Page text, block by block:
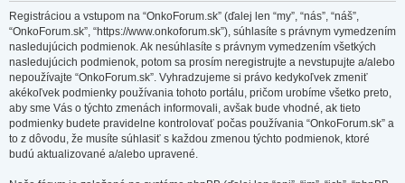
Registráciou a vstupom na “OnkoForum.sk” (ďalej len “my”, “nás”, “náš”,
“OnkoForum.sk”, “https://www.onkoforum.sk”), súhlasíte s právnym vymedzením
nasledujúcich podmienok. Ak nesúhlasíte s právnym vymedzením všetkých
nasledujúcich podmienok, potom sa prosím neregistrujte a nevstupujte a/alebo
nepoužívajte “OnkoForum.sk”. Vyhradzujeme si právo kedykoľvek zmeniť
akékoľvek podmienky používania tohoto portálu, pričom urobíme všetko preto,
aby sme Vás o týchto zmenách informovali, avšak bude vhodné, ak tieto
podmienky budete pravidelne kontrolovať počas používania “OnkoForum.sk” a
to z dôvodu, že musíte súhlasiť s každou zmenou týchto podmienok, ktoré
budú aktualizované a/alebo upravené.